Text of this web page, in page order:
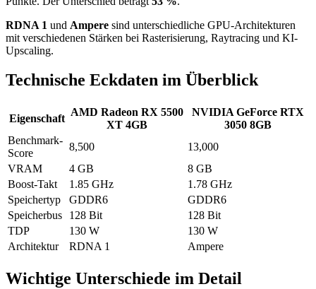
RDNA 1 und Ampere sind unterschiedliche GPU-Architekturen
mit verschiedenen Stärken bei Rasterisierung, Raytracing und KI-
Upscaling.
Technische Eckdaten im Überblick
Eigenschaft
AMD Radeon RX 5500
XT 4GB
NVIDIA GeForce RTX
3050 8GB
Benchmark-
Score
8,500
13,000
VRAM
4 GB
8 GB
Boost-Takt
1.85 GHz
1.78 GHz
Speichertyp
GDDR6
GDDR6
Speicherbus
128 Bit
128 Bit
TDP
130 W
130 W
Architektur
RDNA 1 Ampere
Wichtige Unterschiede im Detail